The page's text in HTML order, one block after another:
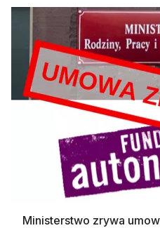
Ministerstwo zrywa